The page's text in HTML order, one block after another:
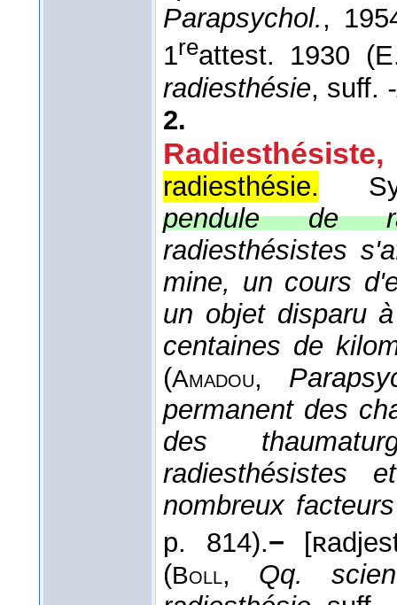
Parapsychol.,
1reattest. 1930
radiesthésie, suff.
2.
Radiesthésiste,
radiesthésie.
pendule de
radiesthésistes
mine, un cours
un objet disparu
centaines de
(Amadou,
permanent des
des
radiesthésistes
nombreux facteurs
p. 814).−
(Boll, Qq.